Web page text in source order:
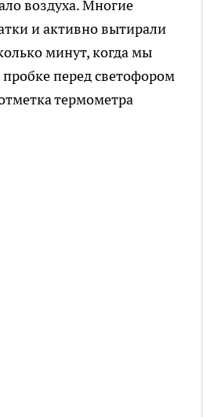
воздуха. Многие
и активно вытирали
минут, когда мы
перед светофором
термометра